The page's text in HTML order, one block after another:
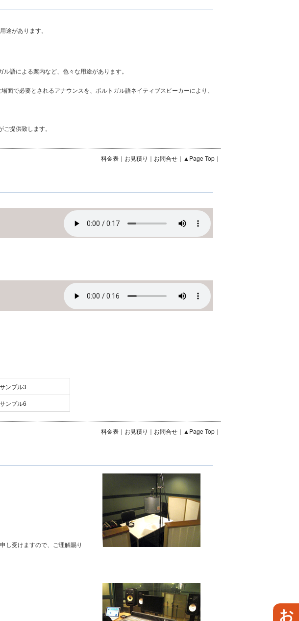
お
途があります。
語による案内など、色々な用途があります。
で必要とされるアナウンスを、ポルトガル語ネイティブスピーカーにより、
提供致します。
料金表 ｜ お見積り ｜ お問合せ ｜ ▲Page Top ｜
サンプル3
サンプル6
料金表 ｜ お見積り ｜ お問合せ ｜ ▲Page Top ｜
し受けますので、ご理解賜り